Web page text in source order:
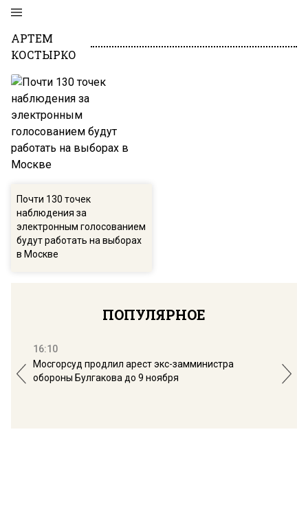
АРТЕМ
КОСТЫРКО
Почти 130 точек
наблюдения за
электронным голосованием
будут работать на выборах
в Москве
ПОПУЛЯРНОЕ
16:10
Мосгорсуд продлил арест экс-замминистра
обороны Булгакова до 9 ноября